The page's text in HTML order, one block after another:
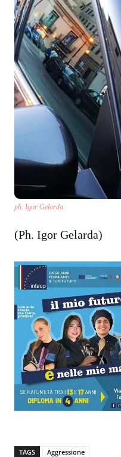
ph. Igor Gelarda
(Ph. Igor Gelarda)
TAGS Aggressione